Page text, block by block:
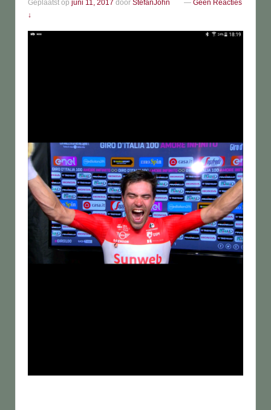
Geplaatst op juni 11, 2017 door StefanJohn — Geen Reacties
↓